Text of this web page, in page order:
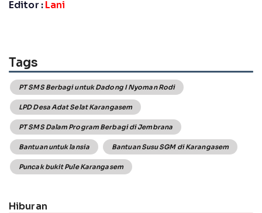
Editor :Lani
Tags
PT SMS Berbagi untuk Dadong I Nyoman Rodi
LPD Desa Adat Selat Karangasem
PT SMS Dalam Program Berbagi di Jembrana
Bantuan untuk lansia Bantuan Susu SGM di Karangasem
Puncak bukit Pule Karangasem
Hiburan